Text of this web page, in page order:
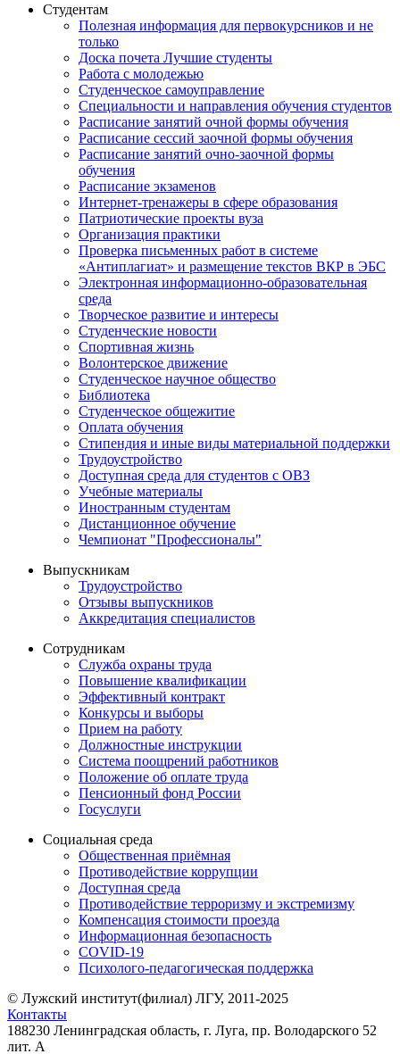
Студентам
Полезная информация для первокурсников и не
только
Доска почета Лучшие студенты
Работа с молодежью
Студенческое самоуправление
Специальности и направления обучения студентов
Расписание занятий очной формы обучения
Расписание сессий заочной формы обучения
Расписание занятий очно-заочной формы
обучения
Расписание экзаменов
Интернет-тренажеры в сфере образования
Патриотические проекты вуза
Организация практики
Проверка письменных работ в системе
«Антиплагиат» и размещение текстов ВКР в ЭБС
Электронная информационно-образовательная
среда
Творческое развитие и интересы
Студенческие новости
Спортивная жизнь
Волонтерское движение
Студенческое научное общество
Библиотека
Студенческое общежитие
Оплата обучения
Стипендия и иные виды материальной поддержки
Трудоустройство
Доступная среда для студентов с ОВЗ
Учебные материалы
Иностранным студентам
Дистанционное обучение
Чемпионат "Профессионалы"
Выпускникам
Трудоустройство
Отзывы выпускников
Аккредитация специалистов
Сотрудникам
Служба охраны труда
Повышение квалификации
Эффективный контракт
Конкурсы и выборы
Прием на работу
Должностные инструкции
Система поощрений работников
Положение об оплате труда
Пенсионный фонд России
Госуслуги
Социальная среда
Общественная приёмная
Противодействие коррупции
Доступная среда
Противодействие терроризму и экстремизму
Компенсация стоимости проезда
Информационная безопасность
COVID-19
Психолого-педагогическая поддержка
© Лужский институт(филиал) ЛГУ, 2011-2025
Контакты
188230 Ленинградская область, г. Луга, пр. Володарского 52
лит. А